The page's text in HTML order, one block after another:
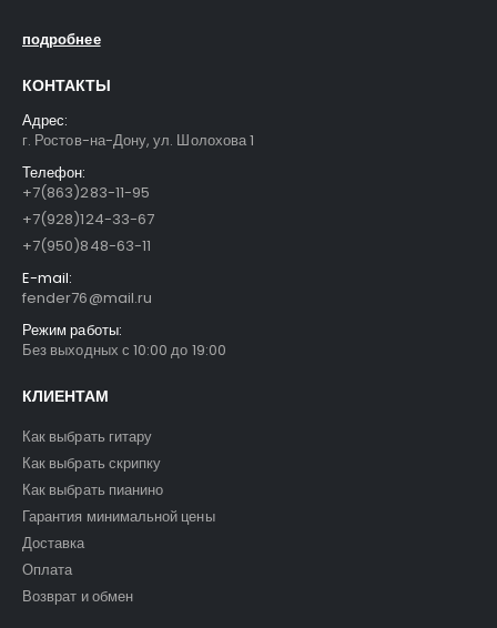
подробнее
КОНТАКТЫ
Адрес:
г. Ростов-на-Дону, ул. Шолохова 1
Телефон:
+7(863)283-11-95
+7(928)124-33-67
+7(950)848-63-11
E-mail:
fender76@mail.ru
Режим работы:
Без выходных с 10:00 до 19:00
КЛИЕНТАМ
Как выбрать гитару
Как выбрать скрипку
Как выбрать пианино
Гарантия минимальной цены
Доставка
Оплата
Возврат и обмен